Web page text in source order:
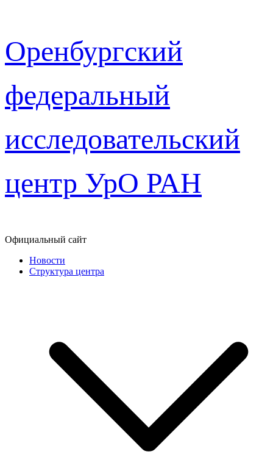
к
содержимому
Оренбургский
федеральный
исследовательский
центр УрО РАН
Официальный сайт
Новости
Структура центра